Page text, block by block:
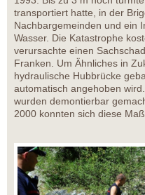
transportiert hatte, in der
Nachbargemeinden und ein
Wasser. Die Katastrophe
verursachte einen
Franken. Um Ähnliches in
hydraulische Hubbrücke
automatisch angehoben
wurden demontierbar
2000 konnten sich diese